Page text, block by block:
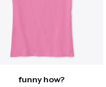
funny how?